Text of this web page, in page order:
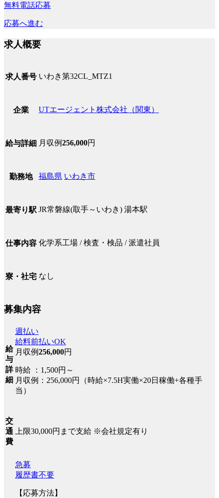
無料電話応募
応募へ進む
求人概要
求人番号 いわき第32CL_MTZ1
企業 UTエージェント株式会社（関東）
給与詳細 月収例256,000円
勤務地 福島県 いわき市
最寄り駅 JR常磐線(取手～いわき) 湯本駅
仕事内容 化学系工場 / 検査・検品 / 派遣社員
寮・社宅 なし
募集内容
給
与
詳
細
週払い
給料前払いOK
月収例256,000円
時給 ：1,500円～
月収例：256,000円（時給×7.5H実働×20日稼働+各種手
当）
交
通
費
上限30,000円まで支給 ※会社規定有り
急募
履歴書不要
【応募方法】